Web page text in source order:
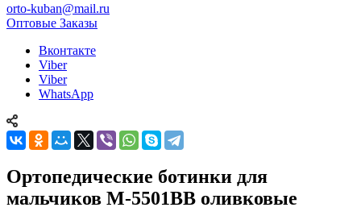
orto-kuban@mail.ru
Оптовые Заказы
Вконтакте
Viber
Viber
WhatsApp
Ортопедические ботинки для
мальчиков М-5501ВВ оливковые